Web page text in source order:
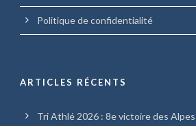
Politique de confidentialité
ARTICLES RÉCENTS
Tri Athlé 2026 : 8e victoire des